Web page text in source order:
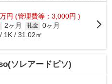
万円 (管理費等：3,000円 )
2ヶ月 礼金 0ヶ月
1K / 31.02㎡
ソレアードピソ)